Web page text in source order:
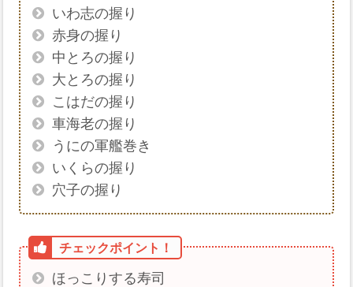
いわ志の握り
赤身の握り
中とろの握り
大とろの握り
こはだの握り
車海老の握り
うにの軍艦巻き
いくらの握り
穴子の握り
ほっこりする寿司